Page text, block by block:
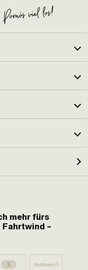
mehr fürs
Fahrtwind –